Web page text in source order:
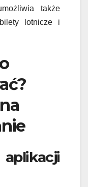
także
lotnicze i